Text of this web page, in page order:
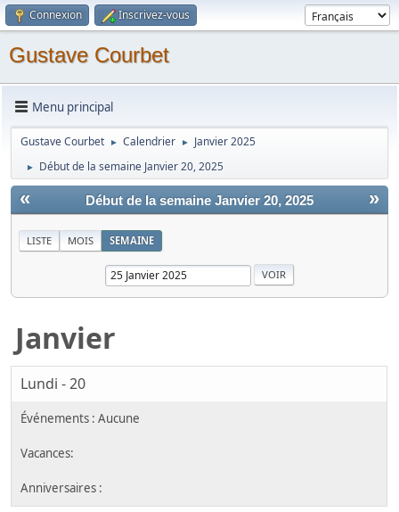
Connexion Inscrivez-vous
Gustave Courbet
Menu principal
Gustave Courbet ► Calendrier ► Janvier 2025
► Début de la semaine Janvier 20, 2025
« »
Début de la semaine Janvier 20, 2025
LISTE MOIS SEMAINE
Janvier
Lundi - 20